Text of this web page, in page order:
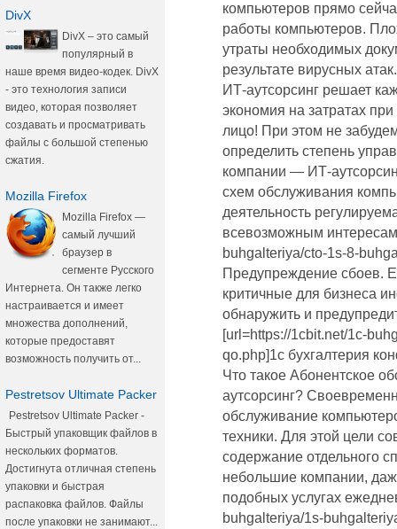
DivX
DivX – это самый
популярный в
наше время видео-кодек. DivX
- это технология записи
видео, которая позволяет
создавать и просматривать
файлы с большой степенью
сжатия.
Mozilla Firefox
Mozilla Firefox —
самый лучший
браузер в
сегменте Русского
Интернета. Он также легко
настраивается и имеет
множества дополнений,
которые предоставят
возможность получить от...
Pestretsov Ultimate Packer
Pestretsov Ultimate Packer -
Быстрый упаковщик файлов в
нескольких форматов.
Достигнута отличная степень
упаковки и быстрая
распаковка файлов. Файлы
после упаковки не занимают...
компьютеров прямо
работы компьютеров.
утраты необходимых
результате вирусных
ИТ-аутсорсинг решает
экономия на затратах
лицо! При этом не
определить степень
компании — ИТ-
схем обслуживания
деятельность
всевозможным
buhgalteriya/cto-1s-8-
Предупреждение сбоев.
критичные для бизнеса
обнаружить и
[url=https://1cbit.net/1c-
qo.php]1с бухгалтерия
Что такое Абонентское
аутсорсинг?
обслуживание
техники. Для этой цели
содержание отдельного
небольшие компании,
подобных услугах
buhgalteriya/1s-